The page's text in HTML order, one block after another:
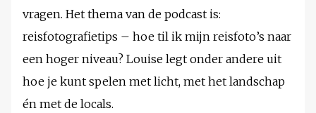
vragen. Het thema van de podcast is:
reisfotografietips – hoe til ik mijn reisfoto’s naar
een hoger niveau? Louise legt onder andere uit
hoe je kunt spelen met licht, met het landschap
én met de locals.